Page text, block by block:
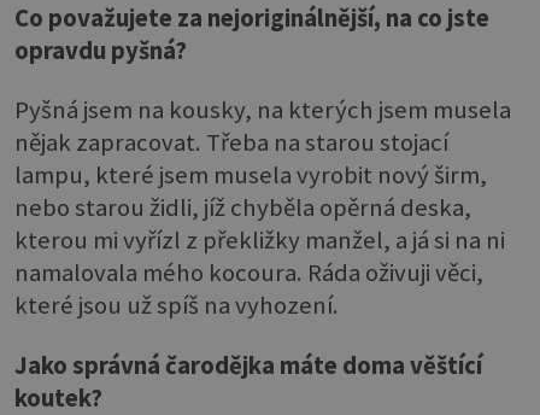
Co považujete za nejoriginálnější, na co jste
opravdu pyšná?
Pyšná jsem na kousky, na kterých jsem musela
nějak zapracovat. Třeba na starou stojací
lampu, které jsem musela vyrobit nový širm,
nebo starou židli, jíž chyběla opěrná deska,
kterou mi vyřízl z překližky manžel, a já si na ni
namalovala mého kocoura. Ráda oživuji věci,
které jsou už spíš na vyhození.
Jako správná čarodějka máte doma věštící
koutek?